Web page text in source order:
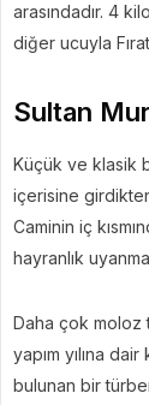
arasındadır. 4
diğer ucuyla
Sultan
Küçük ve klasik
içerisine
Caminin iç
hayranlık
Daha çok moloz
yapım yılına
bulunan bir